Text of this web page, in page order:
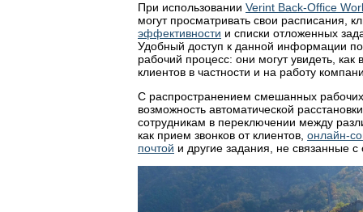
При использовании Verint Back-Office
могут просматривать свои расписания,
эффективности и списки отложенных
Удобный доступ к данной информации
рабочий процесс: они могут увидеть,
клиентов в частности и на работу
С распространением смешанных
возможность автоматической
сотрудникам в переключении между
как прием звонков от клиентов, онлайн-
почтой и другие задания, не связанные